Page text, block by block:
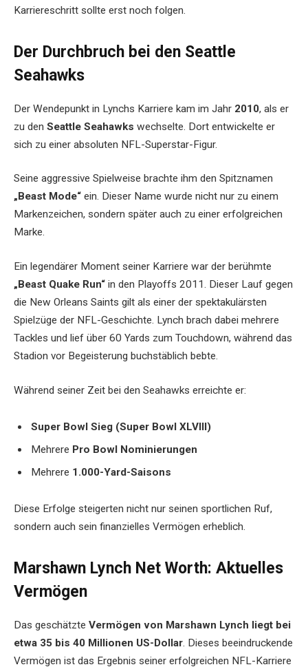
Karriereschritt sollte erst noch folgen.
Der Durchbruch bei den Seattle
Seahawks
Der Wendepunkt in Lynchs Karriere kam im Jahr 2010, als er
zu den Seattle Seahawks wechselte. Dort entwickelte er
sich zu einer absoluten NFL-Superstar-Figur.
Seine aggressive Spielweise brachte ihm den Spitznamen
„Beast Mode“ ein. Dieser Name wurde nicht nur zu einem
Markenzeichen, sondern später auch zu einer erfolgreichen
Marke.
Ein legendärer Moment seiner Karriere war der berühmte
„Beast Quake Run“ in den Playoffs 2011. Dieser Lauf gegen
die New Orleans Saints gilt als einer der spektakulärsten
Spielzüge der NFL-Geschichte. Lynch brach dabei mehrere
Tackles und lief über 60 Yards zum Touchdown, während das
Stadion vor Begeisterung buchstäblich bebte.
Während seiner Zeit bei den Seahawks erreichte er:
Super Bowl Sieg (Super Bowl XLVIII)
Mehrere Pro Bowl Nominierungen
Mehrere 1.000-Yard-Saisons
Diese Erfolge steigerten nicht nur seinen sportlichen Ruf,
sondern auch sein finanzielles Vermögen erheblich.
Marshawn Lynch Net Worth: Aktuelles
Vermögen
Das geschätzte Vermögen von Marshawn Lynch liegt bei
etwa 35 bis 40 Millionen US-Dollar. Dieses beeindruckende
Vermögen ist das Ergebnis seiner erfolgreichen NFL-Karriere